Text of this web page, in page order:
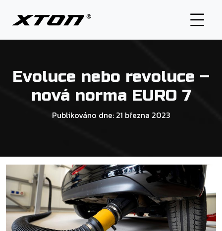
O nás
Naše produkty
Distributoři
STÁHNOUT NEJNOVĚJŠÍ KATALOG
Evoluce nebo revoluce –
nová norma EURO 7
Publikováno dne: 21 března 2023